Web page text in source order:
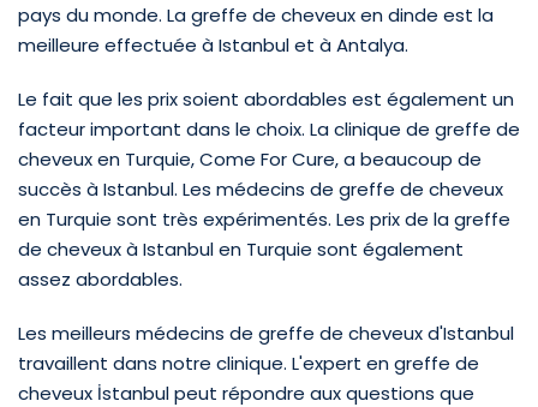
pays du monde. La greffe de cheveux en dinde est la
meilleure effectuée à Istanbul et à Antalya.
Le fait que les prix soient abordables est également un
facteur important dans le choix. La clinique de greffe de
cheveux en Turquie, Come For Cure, a beaucoup de
succès à Istanbul. Les médecins de greffe de cheveux
en Turquie sont très expérimentés. Les prix de la greffe
de cheveux à Istanbul en Turquie sont également
assez abordables.
Les meilleurs médecins de greffe de cheveux d'Istanbul
travaillent dans notre clinique. L'expert en greffe de
cheveux İstanbul peut répondre aux questions que